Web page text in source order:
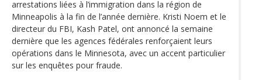
arrestations liées à l’immigration dans la région de
Minneapolis à la fin de l’année dernière. Kristi Noem et le
directeur du FBI, Kash Patel, ont annoncé la semaine
dernière que les agences fédérales renforçaient leurs
opérations dans le Minnesota, avec un accent particulier
sur les enquêtes pour fraude.